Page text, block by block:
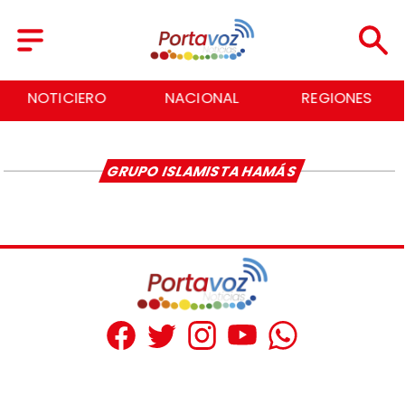
NOTICIERO NACIONAL REGIONES
GRUPO ISLAMISTA HAMÁS